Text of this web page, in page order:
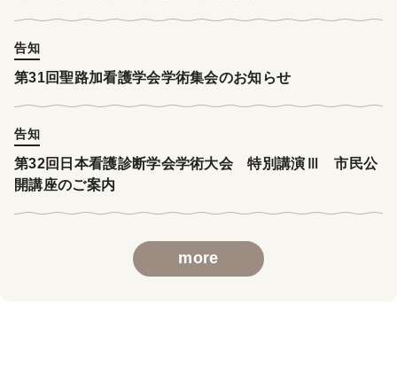
告知
第31回聖路加看護学会学術集会のお知らせ
告知
第32回日本看護診断学会学術大会 特別講演Ⅲ 市民公
開講座のご案内
more